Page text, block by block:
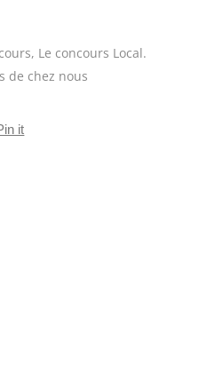
, Le concours Local.
de chez nous
it